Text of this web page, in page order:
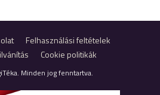
Felhasználási feltételek
Cookie politikák
Minden jog fenntartva.